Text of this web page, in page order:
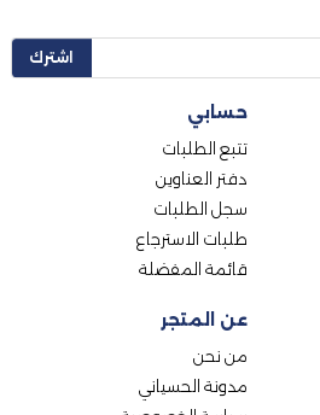
اشترك
عن المتجر
من نحن
مدونة الحسياني
حسابي
تتبع الطلبات
دفتر العناوين
سجل الطلبات
طلبات الاسترجاع
قائمة المفضلة